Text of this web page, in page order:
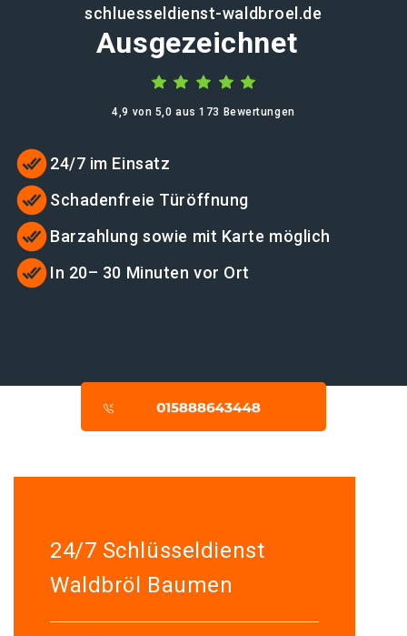
schluesseldienst-waldbroel.de
Ausgezeichnet
4,9 von 5,0 aus 173 Bewertungen
24/7 im Einsatz
Schadenfreie Türöffnung
Barzahlung sowie mit Karte möglich
In 20– 30 Minuten vor Ort
24/7 Schlüsseldienst
Waldbröl Baumen